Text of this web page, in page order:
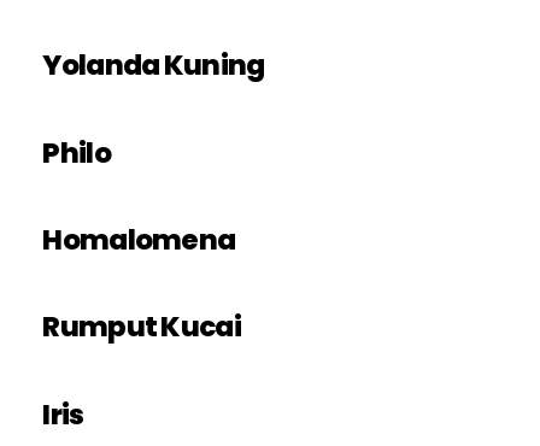
Yolanda Kuning
Philo
Homalomena
Rumput Kucai
Iris